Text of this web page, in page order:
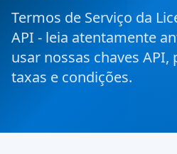
Termos de Serviço da
API - leia atentamente
usar nossas chaves API,
taxas e condições.